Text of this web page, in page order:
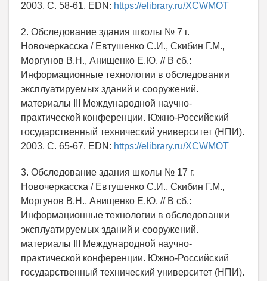
2003. С. 58-61. EDN: https://elibrary.ru/XCWMOT
2. Обследование здания школы № 7 г.
Новочеркасска / Евтушенко С.И., Скибин Г.М.,
Моргунов В.Н., Анищенко Е.Ю. // В сб.:
Информационные технологии в обследовании
эксплуатируемых зданий и сооружений.
материалы III Международной научно-
практической конференции. Южно-Российский
государственный технический университет (НПИ).
2003. С. 65-67. EDN: https://elibrary.ru/XCWMOT
3. Обследование здания школы № 17 г.
Новочеркасска / Евтушенко С.И., Скибин Г.М.,
Моргунов В.Н., Анищенко Е.Ю. // В сб.:
Информационные технологии в обследовании
эксплуатируемых зданий и сооружений.
материалы III Международной научно-
практической конференции. Южно-Российский
государственный технический университет (НПИ).